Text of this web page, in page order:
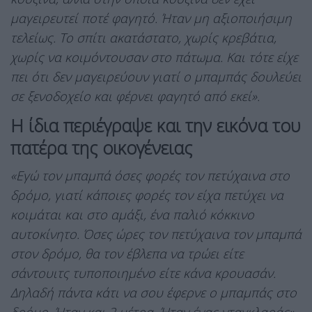
μαγειρευτεί ποτέ φαγητό. Ήταν μη αξιοποιήσιμη
τελείως. Το σπίτι ακατάστατο, χωρίς κρεβάτια,
χωρίς να κοιμόντουσαν στο πάτωμα. Και τότε είχε
πει ότι δεν μαγειρεύουν γιατί ο μπαμπάς δουλεύει
σε ξενοδοχείο και φέρνει φαγητό από εκεί».
Η ίδια περιέγραψε και την εικόνα του
πατέρα της οικογένειας
«Εγώ τον μπαμπά όσες φορές τον πετύχαινα στο
δρόμο, γιατί κάποιες φορές τον είχα πετύχει να
κοιμάται και στο αμάξι, ένα παλιό κόκκινο
αυτοκίνητο. Όσες ώρες τον πετύχαινα τον μπαμπά
στον δρόμο, θα τον έβλεπα να τρώει είτε
σάντουιτς τυποποιημένο είτε κάνα κρουασάν.
Δηλαδή πάντα κάτι να σου έφερνε ο μπαμπάς στο